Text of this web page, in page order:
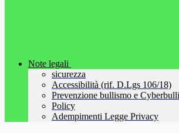
Note legali
sicurezza
Accessibilità (rif. D.Lgs 106/18)
Prevenzione bullismo e
Policy
Adempimenti Legge Privacy